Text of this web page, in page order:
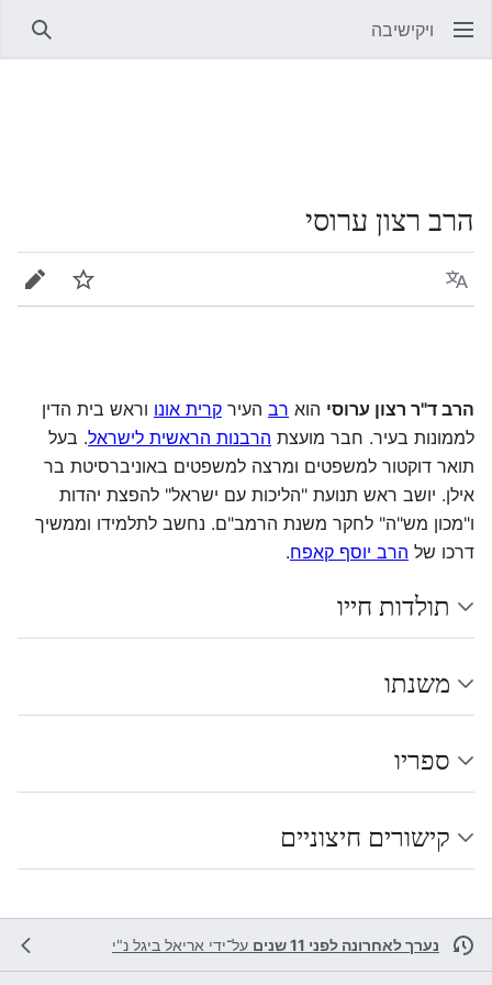
ויקישיבה
הרב רצון ערוסי
שפה מעקב
הרב ד"ר רצון ערוסי הוא רב העיר קרית אונו וראש בית הדין
לממונות בעיר. חבר מועצת הרבנות הראשית לישראל. בעל
תואר דוקטור למשפטים ומרצה למשפטים באוניברסיטת בר
אילן. יושב ראש תנועת "הליכות עם ישראל" להפצת יהדות
ו"מכון מש"ה" לחקר משנת הרמב"ם. נחשב לתלמידו וממשיך
דרכו של הרב יוסף קאפח.
תולדות חייו
משנתו
ספריו
קישורים חיצוניים
נערך לאחרונה לפני 11 שנים על־ידי אריאל ביגל נ"י